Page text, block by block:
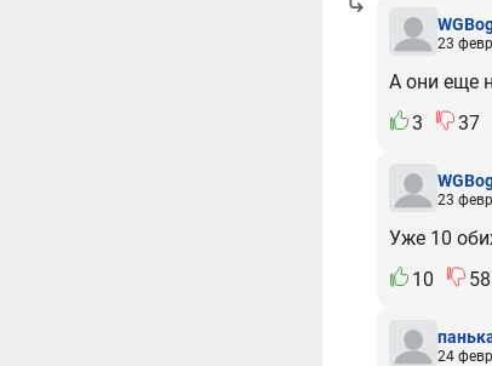
23
А они еще
3
37
23
Уже 10
10
58
24